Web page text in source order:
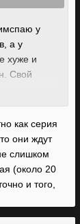
у
а у
хуже и
Свой
на что,
как серия
они ждут
слишком
(около 20
и того,